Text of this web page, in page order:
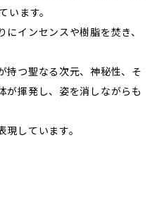
います。
インセンスや樹脂を焚き、
持つ聖なる次元、神秘性、そ
が揮発し、姿を消しながらも
しています。